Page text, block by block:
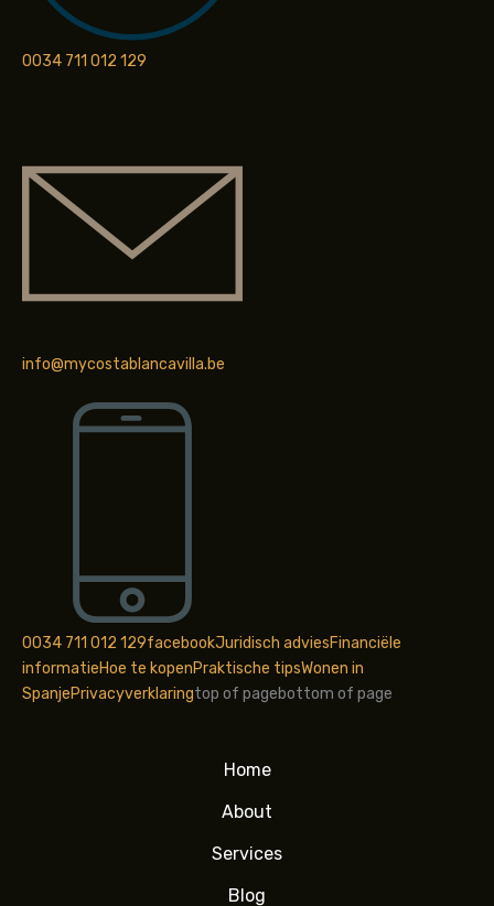
0034 711 012 129
info@mycostablancavilla.be
0034 711 012 129facebookJuridisch adviesFinanciële
informatieHoe te kopenPraktische tipsWonen in
SpanjePrivacyverklaringtop of pagebottom of page
Home
About
Services
Blog